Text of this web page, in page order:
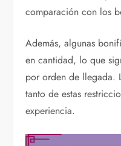
comparación con los
Además, algunas
en cantidad, lo que
por orden de llegada.
tanto de estas
experiencia.